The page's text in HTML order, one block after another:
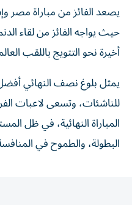
يصعد الفائز من مباراة مصر
حيث يواجه الفائز من لقاء
أخيرة نحو التتويج باللقب
يمثل بلوغ نصف النهائي
للناشئات، وتسعى لاعبات
المباراة النهائية، في ظل
البطولة، والطموح في